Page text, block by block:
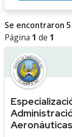
Se encontraron
Página 1 de 1
Aeronáuticas